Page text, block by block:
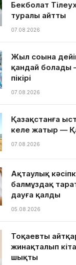
Бекболат
туралы айтты
07.08.2026
Жыл соңына
қандай болады
пікірі
07.08.2026
Қазақстанға
келе жатыр —
07.08.2026
Ақтаулық
балмұздақ
дауға қалды
05.08.2026
Тоқаевтың
жинақталып
шықты